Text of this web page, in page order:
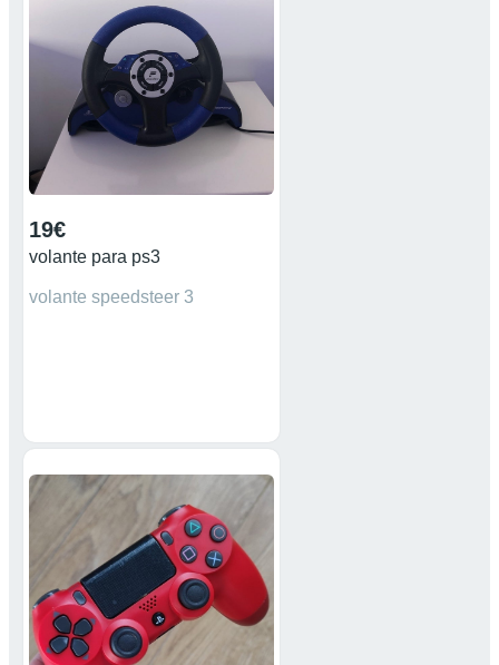
19€
volante para ps3
volante speedsteer 3